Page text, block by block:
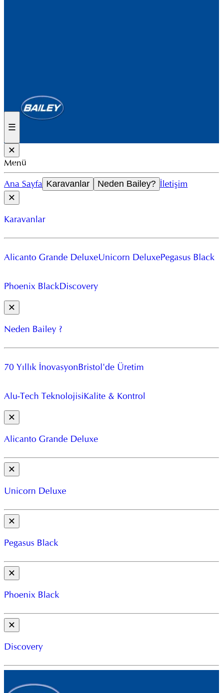
☰
✕
Menü
Ana Sayfa Karavanlar Neden Bailey? İletişim
✕
Karavanlar
Alicanto Grande DeluxeUnicorn DeluxePegasus Black
Phoenix BlackDiscovery
✕
Neden Bailey ?
70 Yıllık İnovasyonBristol'de Üretim
Alu-Tech TeknolojisiKalite & Kontrol
✕
Alicanto Grande Deluxe
✕
Unicorn Deluxe
✕
Pegasus Black
✕
Phoenix Black
✕
Discovery